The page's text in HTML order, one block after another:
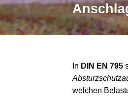
In DIN EN 795
welchen